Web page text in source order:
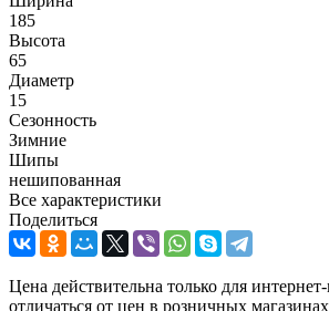
185
Высота
65
Диаметр
15
Сезонность
Зимние
Шипы
нешипованная
Все характеристики
Поделиться
Цена действительна только для
отличаться от цен в розничных магазинах